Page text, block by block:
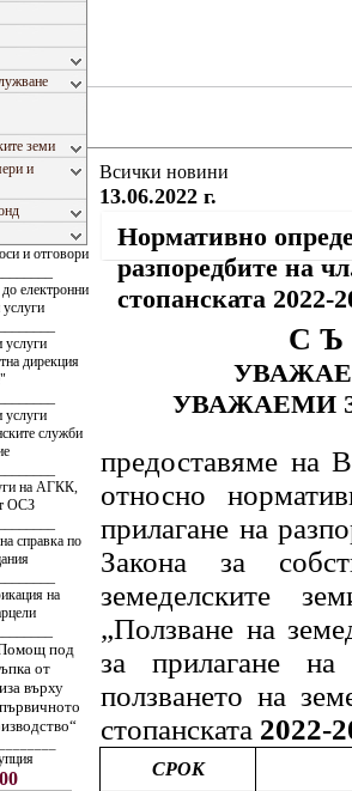
земи
и
и отговори
електронни
услуги
дирекция
услуги
служби
на АГКК,
ОСЗ
справка по
на
под
от
върху
Всички новини
13.06.2022 г.
Нормативно
разпоредбите на
стопанската 2022-
С Ъ
УВАЖАЕМИ
предоставяме на
относно
прилагане на
Закона за
земеделските
„Ползване на
за прилагане на
ползването на
стопанската 2022-
СРОК